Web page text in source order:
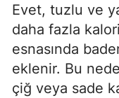
Evet, tuzlu ve
daha fazla
esnasında
eklenir. Bu
çiğ veya sade